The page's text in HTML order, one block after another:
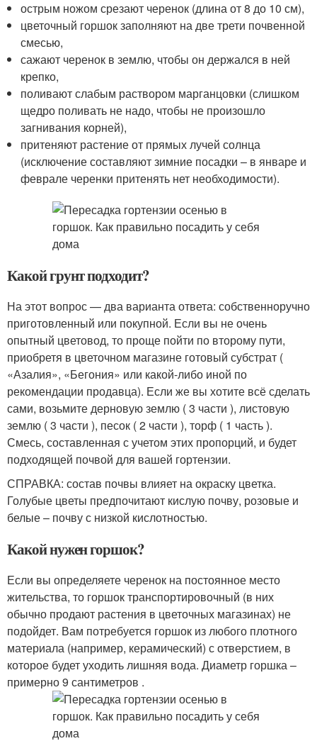
острым ножом срезают черенок (длина от 8 до 10 см),
цветочный горшок заполняют на две трети почвенной
смесью,
сажают черенок в землю, чтобы он держался в ней
крепко,
поливают слабым раствором марганцовки (слишком
щедро поливать не надо, чтобы не произошло
загнивания корней),
притеняют растение от прямых лучей солнца
(исключение составляют зимние посадки – в январе и
феврале черенки притенять нет необходимости).
Какой грунт подходит?
На этот вопрос — два варианта ответа: собственноручно
приготовленный или покупной. Если вы не очень
опытный цветовод, то проще пойти по второму пути,
приобретя в цветочном магазине готовый субстрат (
«Азалия», «Бегония» или какой-либо иной по
рекомендации продавца). Если же вы хотите всё сделать
сами, возьмите дерновую землю ( 3 части ), листовую
землю ( 3 части ), песок ( 2 части ), торф ( 1 часть ).
Смесь, составленная с учетом этих пропорций, и будет
подходящей почвой для вашей гортензии.
СПРАВКА: состав почвы влияет на окраску цветка.
Голубые цветы предпочитают кислую почву, розовые и
белые – почву с низкой кислотностью.
Какой нужен горшок?
Если вы определяете черенок на постоянное место
жительства, то горшок транспортировочный (в них
обычно продают растения в цветочных магазинах) не
подойдет. Вам потребуется горшок из любого плотного
материала (например, керамический) с отверстием, в
которое будет уходить лишняя вода. Диаметр горшка –
примерно 9 сантиметров .